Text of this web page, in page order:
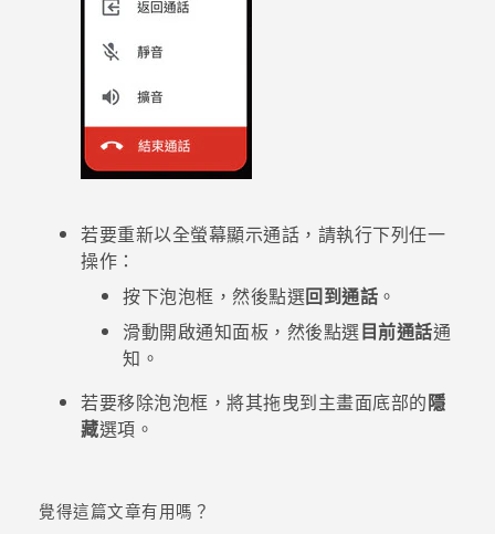
若要重新以全螢幕顯示通話，請執行下列任一
操作：
按下泡泡框，然後點選回到通話 。
滑動開啟通知面板，然後點選目前通話通
知。
若要移除泡泡框，將其拖曳到主畫面底部的隱
藏選項。
覺得這篇文章有用嗎？